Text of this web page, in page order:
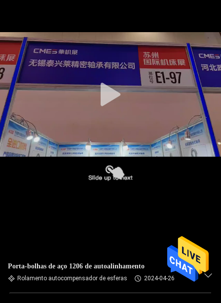
Porta-bolhas de aço 1206 de autoalinhamento
Rolamento autocompensador de esferas 2024-04-26